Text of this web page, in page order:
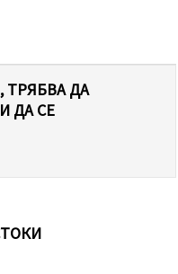
ТРЯБВА ДА
ДА СЕ